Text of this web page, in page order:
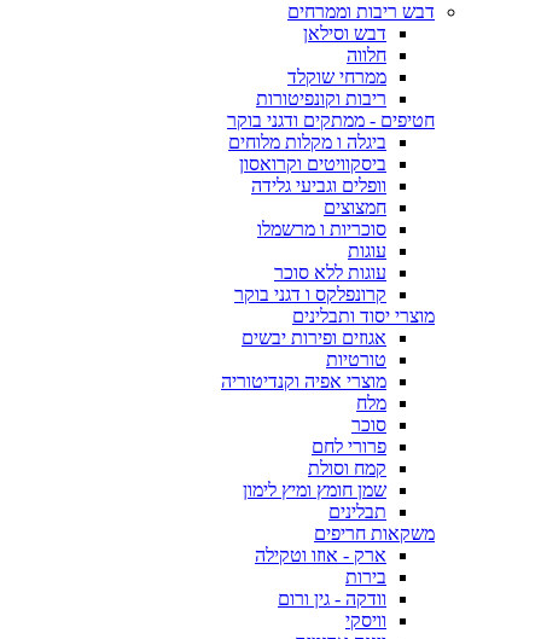
דבש ריבות וממרחים
דבש וסילאן
חלווה
ממרחי שוקלד
ריבות וקונפיטורות
חטיפים - ממתקים ודגני בוקר
ביגלה ו מקלות מלוחים
ביסקוויטים וקרואסון
וופלים וגביעי גלידה
חמצוצים
סוכריות ו מרשמלו
עוגות
עוגות ללא סוכר
קרונפלקס ו דגני בוקר
מוצרי יסוד ותבלינים
אגוזים ופירות יבשים
טורטיות
מוצרי אפיה וקנדיטוריה
מלח
סוכר
פרורי לחם
קמח וסולת
שמן חומץ ומיץ לימון
תבלינים
משקאות חריפים
ארק - אוזו וטקילה
בירות
וודקה - גין ורום
וויסקי